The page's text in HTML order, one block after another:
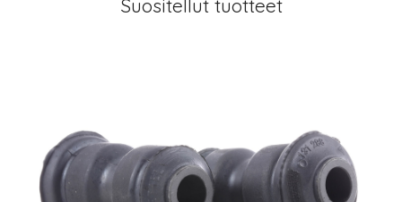
Suositellut tuotteet